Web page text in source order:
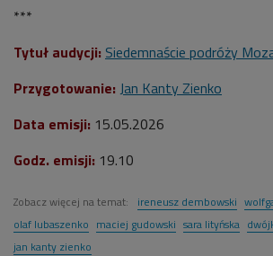
***
Tytuł audycji: Siedemnaście podróży
Przygotowanie: Jan Kanty Zienko
Data emisji: 15.05.2026
Godz. emisji: 19.10
Zobacz więcej na temat: ireneusz dembowski
olaf lubaszenko maciej gudowski sara lityńska
jan kanty zienko